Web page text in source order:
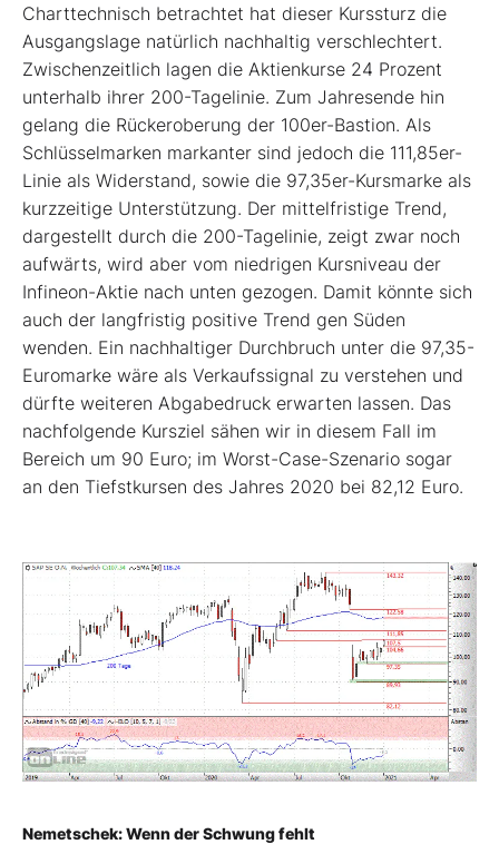
Charttechnisch betrachtet hat dieser Kurssturz die
Ausgangslage natürlich nachhaltig verschlechtert.
Zwischenzeitlich lagen die Aktienkurse 24 Prozent
unterhalb ihrer 200-Tagelinie. Zum Jahresende hin
gelang die Rückeroberung der 100er-Bastion. Als
Schlüsselmarken markanter sind jedoch die 111,85er-
Linie als Widerstand, sowie die 97,35er-Kursmarke als
kurzzeitige Unterstützung. Der mittelfristige Trend,
dargestellt durch die 200-Tagelinie, zeigt zwar noch
aufwärts, wird aber vom niedrigen Kursniveau der
Infineon-Aktie nach unten gezogen. Damit könnte sich
auch der langfristig positive Trend gen Süden
wenden. Ein nachhaltiger Durchbruch unter die 97,35-
Euromarke wäre als Verkaufssignal zu verstehen und
dürfte weiteren Abgabedruck erwarten lassen. Das
nachfolgende Kursziel sähen wir in diesem Fall im
Bereich um 90 Euro; im Worst-Case-Szenario sogar
an den Tiefstkursen des Jahres 2020 bei 82,12 Euro.
Nemetschek: Wenn der Schwung fehlt